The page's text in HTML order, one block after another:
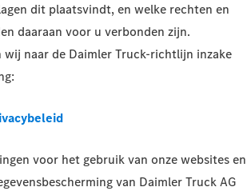
dit plaatsvindt, en welke rechten en
daaraan voor u verbonden zijn.
wij naar de Daimler Truck-richtlijn inzake
voor het gebruik van onze websites en
van Daimler Truck AG